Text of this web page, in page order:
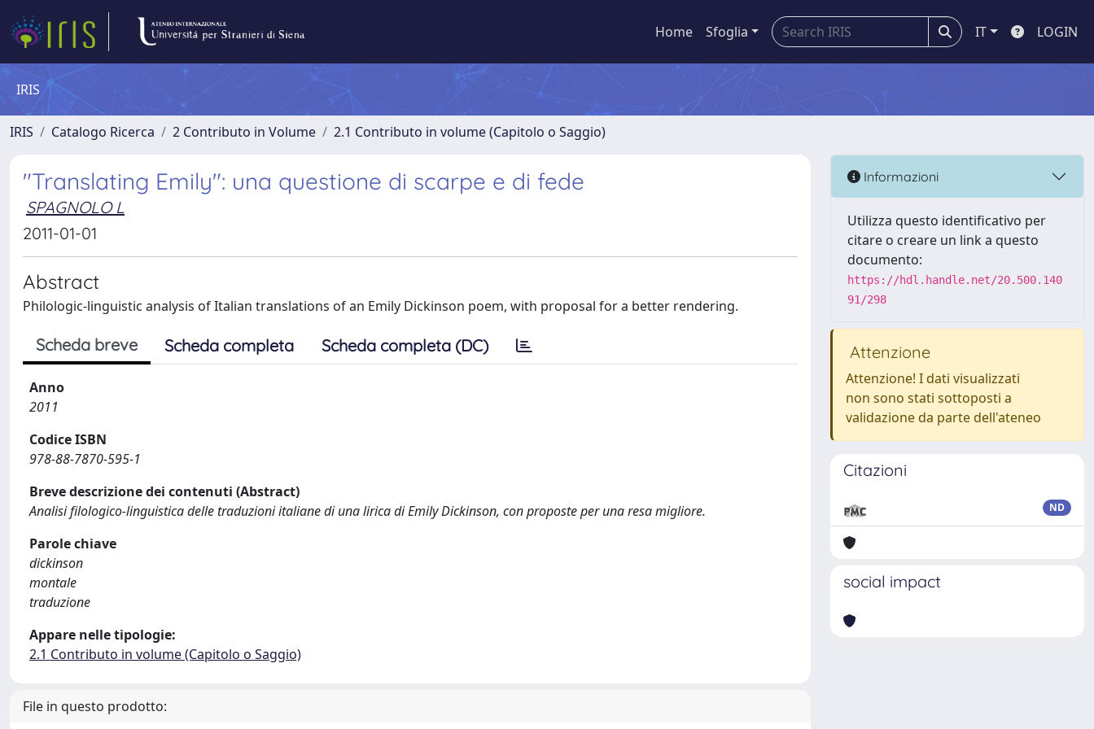
Home Sfoglia IT LOGIN
IRIS
IRIS Catalogo Ricerca 2 Contributo in Volume 2.1 Contributo in volume (Capitolo o Saggio)
"Translating Emily": una questione di scarpe e di fede
SPAGNOLO L
2011-01-01
Abstract
Philologic-linguistic analysis of Italian translations of an Emily Dickinson poem, with proposal for a better rendering.
Scheda breve Scheda completa Scheda completa (DC)
Anno
2011
Codice ISBN
978-88-7870-595-1
Breve descrizione dei contenuti (Abstract)
Analisi filologico-linguistica delle traduzioni italiane di una lirica di Emily Dickinson, con proposte per una resa migliore.
Parole chiave
dickinson
montale
traduzione
Appare nelle tipologie:
2.1 Contributo in volume (Capitolo o Saggio)
File in questo prodotto:
Informazioni
Utilizza questo identificativo per
citare o creare un link a questo
documento:
https://hdl.handle.net/20.500.140
91/298
Attenzione
Attenzione! I dati visualizzati
non sono stati sottoposti a
validazione da parte dell'ateneo
Citazioni
ND
social impact